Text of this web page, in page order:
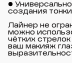
●
создания
Лайнер не
можно
чётких
ваш макияж